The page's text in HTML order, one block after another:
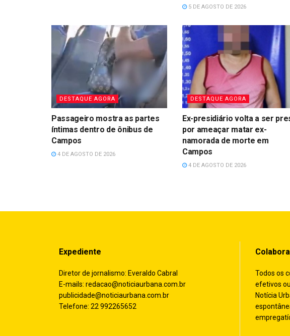
5 DE AGOSTO DE 2026
DESTAQUE AGORA
Passageiro mostra as partes
íntimas dentro de ônibus de
Campos
4 DE AGOSTO DE 2026
DESTAQUE AGORA
Ex-presidiário volta a ser
por ameaçar matar ex-
namorada de morte em
Campos
4 DE AGOSTO DE 2026
Expediente
Diretor de jornalismo: Everaldo Cabral
E-mails: redacao@noticiaurbana.com.br
publicidade@noticiaurbana.com.br
Telefone: 22 992265652
Todos os
efetivos
Notícia